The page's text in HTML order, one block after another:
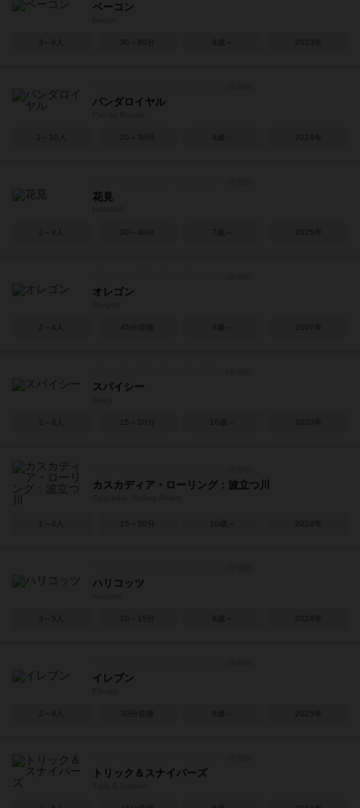
ベーコン
3～6人 30～90分 8歳～ 2023年
パンダロイヤル
2～10人 20～30分 8歳～ 2024年
花見
2～4人 30～40分 7歳～ 2025年
オレゴン
2～4人 45分前後 8歳～ 2007年
スパイシー
2～6人 15～20分 10歳～ 2020年
カスカディア・ローリング：波立つ川
1～4人 15～30分 10歳～ 2024年
ハリコッツ
3～5人 10～15分 8歳～ 2024年
イレブン
2～6人 30分前後 8歳～ 2025年
トリック＆スナイパーズ